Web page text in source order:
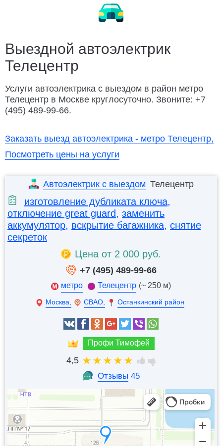
Ремонт электрооборудования
Разблокировать техноблок
Изготовление ключей
Открыть капот
Слить топливо Ремонт замка зажигания
Выездной автоэлектрик
Телецентр
Услуги автоэлектрика с выездом в район метро
Телецентр в Москве круглосуточно. Звоните: +7
(495) 489-99-66.
Заказать выезд автоэлектрика - метро Телецентр,
Посмотреть цены на услуги
Автоэлектрик с выездом Телецентр
изготовление дубликата ключа,
отключение great guard, заменить
аккумулятор, вскрытие багажника, снятие
секреток
Цена от 2 000 руб.
+7 (495) 489-99-66
метро Телецентр (~ 250 м)
Москва, СВАО, Останкинский район
Профи Тимофей
4,5
Отзывы 45